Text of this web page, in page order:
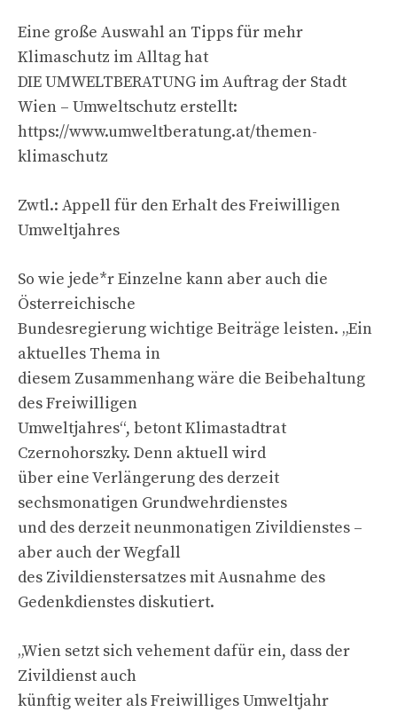
Eine große Auswahl an Tipps für mehr
Klimaschutz im Alltag hat
DIE UMWELTBERATUNG im Auftrag der Stadt
Wien – Umweltschutz erstellt:
https://www.umweltberatung.at/themen-
klimaschutz
Zwtl.: Appell für den Erhalt des Freiwilligen
Umweltjahres
So wie jede*r Einzelne kann aber auch die
Österreichische
Bundesregierung wichtige Beiträge leisten. „Ein
aktuelles Thema in
diesem Zusammenhang wäre die Beibehaltung
des Freiwilligen
Umweltjahres“, betont Klimastadtrat
Czernohorszky. Denn aktuell wird
über eine Verlängerung des derzeit
sechsmonatigen Grundwehrdienstes
und des derzeit neunmonatigen Zivildienstes –
aber auch der Wegfall
des Zivildienstersatzes mit Ausnahme des
Gedenkdienstes diskutiert.
„Wien setzt sich vehement dafür ein, dass der
Zivildienst auch
künftig weiter als Freiwilliges Umweltjahr